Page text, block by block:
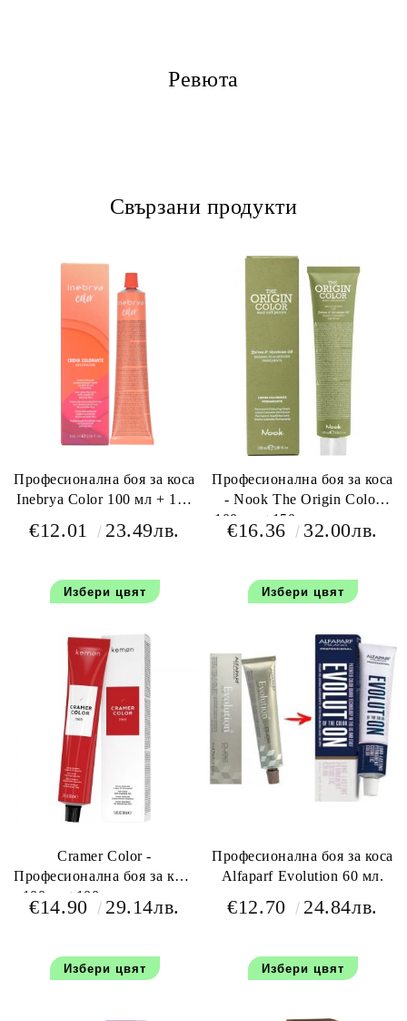
Ревюта
Свързани продукти
Професионална боя за коса
Inebrya Color 100 мл + 150
€12.01 23.49лв.
Избери цвят
Професионална боя за коса
- Nook The Origin Color
100 мл +150 мл окислител
€16.36 32.00лв.
Избери цвят
Cramer Color -
Професионална боя за коса
100 мл+100 мл оксидант
€14.90 29.14лв.
Избери цвят
Професионална боя за коса
Alfaparf Evolution 60 мл.
€12.70 24.84лв.
Избери цвят